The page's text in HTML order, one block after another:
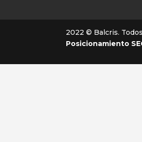
2022 © Balcris.
Posicionamiento